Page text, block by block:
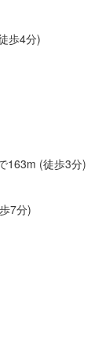
歩4分)
163m (徒歩3分)
7分)